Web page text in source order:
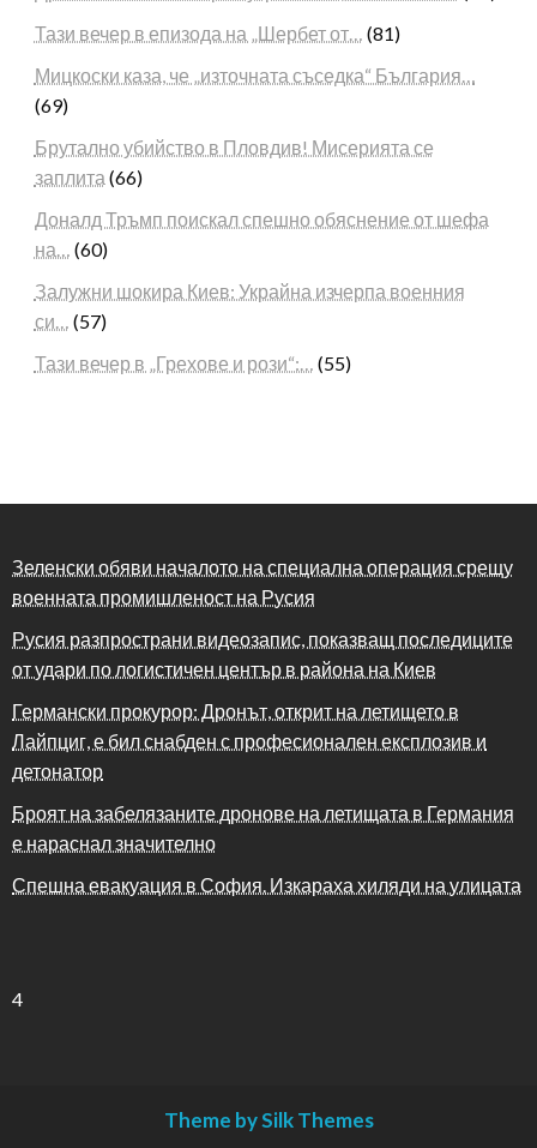
Тази вечер в епизода на „Шербет от… (81)
Мицкоски каза, че „източната съседка“ България…
(69)
Брутално убийство в Пловдив! Мисерията се
заплита (66)
Доналд Тръмп поискал спешно обяснение от шефа
на… (60)
Залужни шокира Киев: Украйна изчерпа военния
си… (57)
Тази вечер в „Грехове и рози“:… (55)
Зеленски обяви началото на специална операция срещу
военната промишленост на Русия
Русия разпространи видеозапис, показващ последиците
от удари по логистичен център в района на Киев
Германски прокурор: Дронът, открит на летището в
Лайпциг, е бил снабден с професионален експлозив и
детонатор
Броят на забелязаните дронове на летищата в Германия
е нараснал значително
Спешна евакуация в София. Изкараха хиляди на улицата
4
Theme by Silk Themes